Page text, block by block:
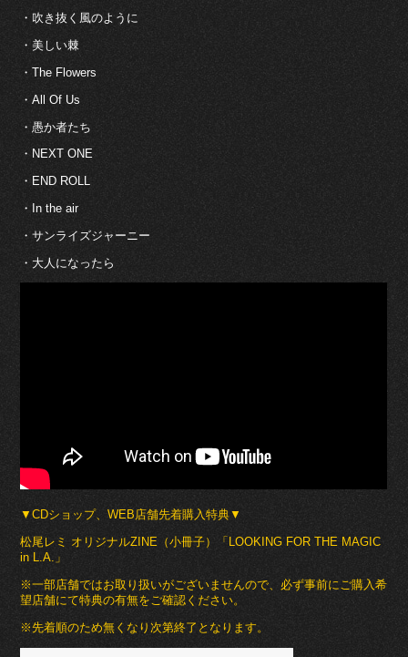
・吹き抜く風のように
・美しい棘
・The Flowers
・All Of Us
・愚か者たち
・NEXT ONE
・END ROLL
・In the air
・サンライズジャーニー
・大人になったら
▼CDショップ、WEB店舗先着購入特典▼
松尾レミ オリジナルZINE（小冊子）「LOOKING FOR THE MAGIC
in L.A.」
※一部店舗ではお取り扱いがございませんので、必ず事前にご購入希
望店舗にて特典の有無をご確認ください。
※先着順のため無くなり次第終了となります。